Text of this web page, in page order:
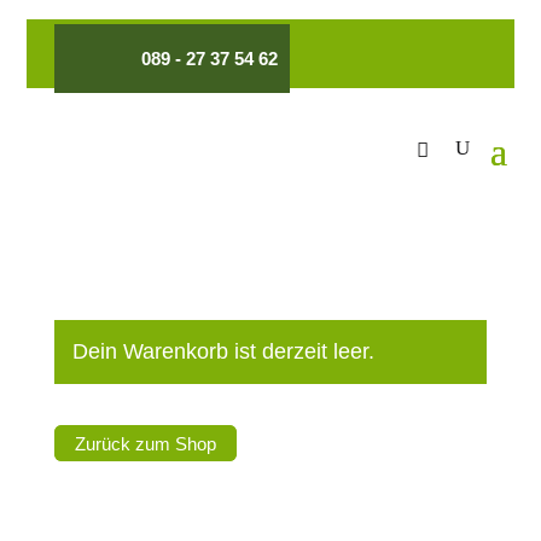
089 - 27 37 54 62
Dein Warenkorb ist derzeit leer.
Zurück zum Shop